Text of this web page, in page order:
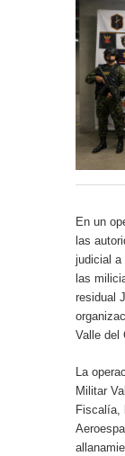
En un
las
judicial a
las
residual
Valle del
La
Militar
Fiscalía,